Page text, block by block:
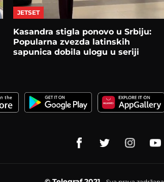
JETSET
Kasandra stigla ponovo u Srbiju:
Popularna zvezda latinskih
sapunica dobila ulogu u seriji